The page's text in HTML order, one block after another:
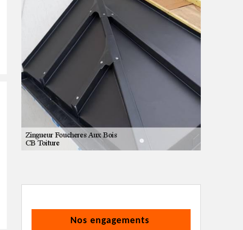
Nos engagements